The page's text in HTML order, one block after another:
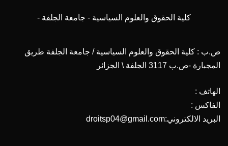
كلية الحقوق والعلوم السياسية - جامعة الجلفة -
ص.ب : كلية الحقوق والعلوم السياسية / جامعة الجلفة طريق
المجبارة -ص.ب 3117 الجلفة \ الجزائر
الهاتف :
الفاكس :
البريد الالكتروني:droitsp04@gmail.com